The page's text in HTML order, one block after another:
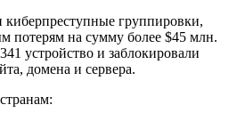
группировки,
потерям на сумму более $45 млн.
устройство и заблокировали
домена и сервера.